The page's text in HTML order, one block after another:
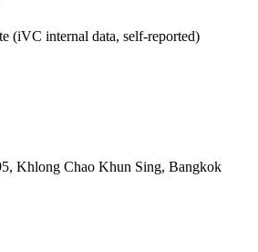
(iVC internal data, self-reported)
Khlong Chao Khun Sing, Bangkok